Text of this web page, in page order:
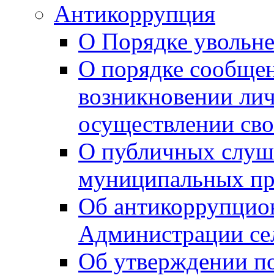
Антикоррупция
О Порядке
О порядке
возникновении
осуществлении
О публичных
муниципальных
Об
Администрации
Об утверждении